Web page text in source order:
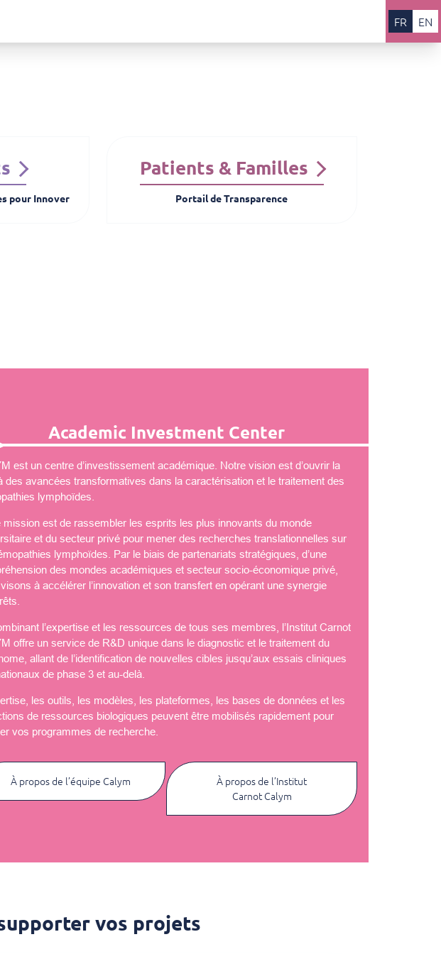
FR EN
pour Innover
Patients & Familles
Portail de Transparence
Academic Investment Center
est un centre d’investissement académique. Notre vision est d’ouvrir la
des avancées transformatives dans la caractérisation et le traitement des
lymphoïdes.
mission est de rassembler les esprits les plus innovants du monde
et du secteur privé pour mener des recherches translationnelles sur
lymphoïdes. Par le biais de partenariats stratégiques, d’une
des mondes académiques et secteur socio-économique privé,
à accélérer l’innovation et son transfert en opérant une synergie
l’expertise et les ressources de tous ses membres, l’Institut Carnot
offre un service de R&D unique dans le diagnostic et le traitement du
allant de l’identification de nouvelles cibles jusqu’aux essais cliniques
de phase 3 et au-delà.
les outils, les modèles, les plateformes, les bases de données et les
de ressources biologiques peuvent être mobilisés rapidement pour
vos programmes de recherche.
À propos de l’équipe Calym
À propos de l’Institut
Carnot Calym
vos projets